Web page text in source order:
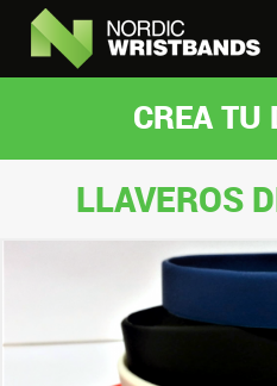
CREA TU
LLAVEROS